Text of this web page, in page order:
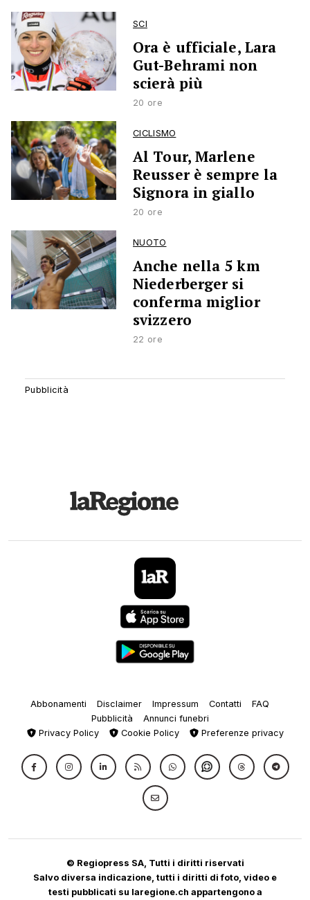
SCI
Ora è ufficiale, Lara
Gut-Behrami non
scierà più
20 ore
CICLISMO
Al Tour, Marlene
Reusser è sempre la
Signora in giallo
20 ore
NUOTO
Anche nella 5 km
Niederberger si
conferma miglior
svizzero
22 ore
Abbonamenti Disclaimer Impressum Contatti
FAQ
Pubblicità
Annunci funebri
Privacy Policy
Cookie Policy Preferenze privacy
© Regiopress SA, Tutti i diritti riservati
Salvo diversa indicazione, tutti i diritti di foto, video e
testi pubblicati su laregione.ch appartengono a